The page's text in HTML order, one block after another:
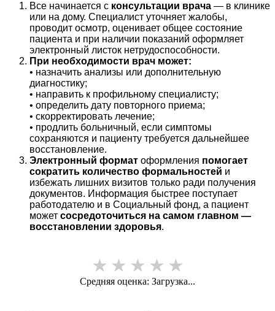
Все начинается с консультации врача — в клинике
или на дому. Специалист уточняет жалобы,
проводит осмотр, оценивает общее состояние
пациента и при наличии показаний оформляет
электронный листок нетрудоспособности.
При необходимости врач может:
• назначить анализы или дополнительную
диагностику;
• направить к профильному специалисту;
• определить дату повторного приема;
• скорректировать лечение;
• продлить больничный, если симптомы
сохраняются и пациенту требуется дальнейшее
восстановление.
Электронный формат оформления помогает
сократить количество формальностей и
избежать лишних визитов только ради получения
документов. Информация быстрее поступает
работодателю и в Социальный фонд, а пациент
может сосредоточиться на самом главном —
восстановлении здоровья.
★ ★ ★ ★ ★
Средняя оценка: Загрузка...